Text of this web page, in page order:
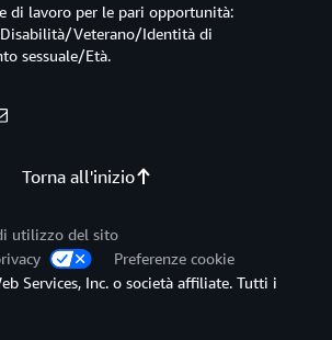
Torna all'inizio
di lavoro per le pari opportunità:
Veterano/Identità di
sessuale/Età.
utilizzo del sito
Preferenze cookie
Services, Inc. o società affiliate. Tutti i